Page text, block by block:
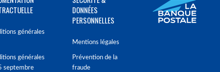
générales
générales
septembre
DONNÉES
PERSONNELLES
Mentions légales
Prévention de la
fraude